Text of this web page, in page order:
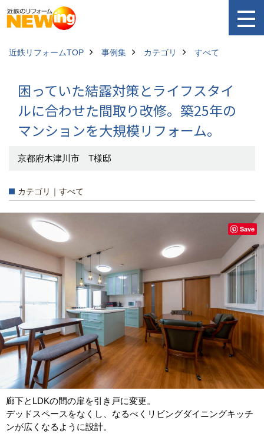
近鉄リフォームTOP 事例集 カテゴリ すべて
困っていた結露対策とライフスタイ
ルに合わせた間取り改修。築25年の
マンションを大規模リフォーム。
京都府木津川市 T様邸
カテゴリ｜すべて
廊下とLDKの間の扉を引き戸に変更。
デッドスペースをなくし、なるべくリビングダイニングキッチ
ンが広くなるように設計。
Save